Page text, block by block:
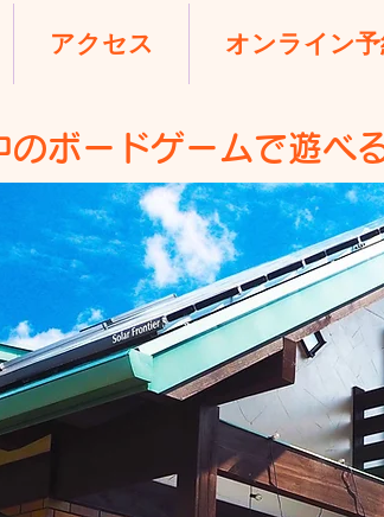
アクセス オンライン
のボードゲームで遊べ